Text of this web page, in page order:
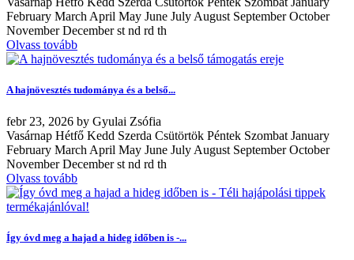
February March April May June July August September October
November December st nd rd th
Olvass tovább
A hajnövesztés tudománya és a belső...
febr 23, 2026 by Gyulai Zsófia
Vasárnap Hétfő Kedd Szerda Csütörtök Péntek Szombat January
February March April May June July August September October
November December st nd rd th
Olvass tovább
Így óvd meg a hajad a hideg időben is -...